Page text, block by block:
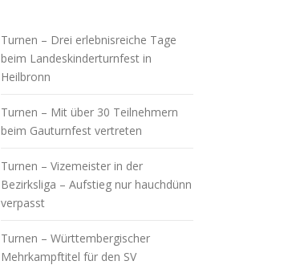
Turnen – Drei erlebnisreiche Tage
beim Landeskinderturnfest in
Heilbronn
Turnen – Mit über 30 Teilnehmern
beim Gauturnfest vertreten
Turnen – Vizemeister in der
Bezirksliga – Aufstieg nur hauchdünn
verpasst
Turnen – Württembergischer
Mehrkampftitel für den SV